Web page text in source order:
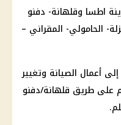
اطسا وقلهانة- دفنو
الحامولي- المقراني –
أعمال الصيانة وتغيير
مائية لخط مياه قطر 600 ملم على طريق قلهانة/دفنو